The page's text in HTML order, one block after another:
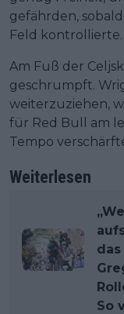
gefährden,
Feld kontrollierte.
Am Fuß der
geschrumpft.
weiterzuziehen,
für Red Bull am
Tempo
Weiterlesen
So